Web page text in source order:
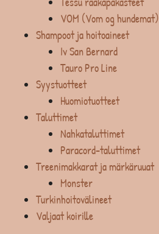
VOM (Vom og hundemat)
Shampoot ja hoitoaineet
Iv San Bernard
Tauro Pro Line
Syystuotteet
Huomiotuotteet
Taluttimet
Nahkataluttimet
Paracord-taluttimet
Treenimakkarat ja märkäruuat
Monster
Turkinhoitovälineet
Valjaat koirille